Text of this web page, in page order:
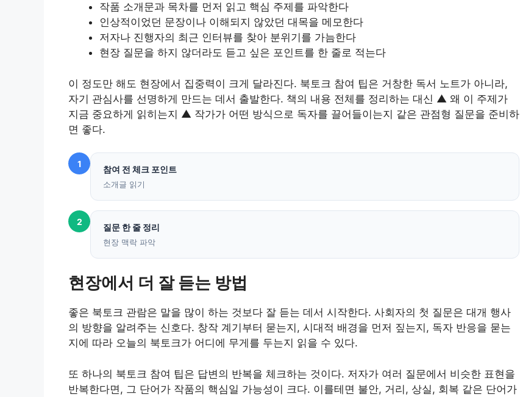
작품 소개문과 목차를 먼저 읽고 핵심 주제를 파악한다
인상적이었던 문장이나 이해되지 않았던 대목을 메모한다
저자나 진행자의 최근 인터뷰를 찾아 분위기를 가늠한다
현장 질문을 하지 않더라도 듣고 싶은 포인트를 한 줄로 적는다
이 정도만 해도 현장에서 집중력이 크게 달라진다. 북토크 참여 팁은 거창한 독서 노트가 아니라,
자기 관심사를 선명하게 만드는 데서 출발한다. 책의 내용 전체를 정리하는 대신 ▲ 왜 이 주제가
지금 중요하게 읽히는지 ▲ 작가가 어떤 방식으로 독자를 끌어들이는지 같은 관점형 질문을 준비하
면 좋다.
1
참여 전 체크 포인트
소개글 읽기
2
질문 한 줄 정리
현장 맥락 파악
현장에서 더 잘 듣는 방법
좋은 북토크 관람은 말을 많이 하는 것보다 잘 듣는 데서 시작한다. 사회자의 첫 질문은 대개 행사
의 방향을 알려주는 신호다. 창작 계기부터 묻는지, 시대적 배경을 먼저 짚는지, 독자 반응을 묻는
지에 따라 오늘의 북토크가 어디에 무게를 두는지 읽을 수 있다.
또 하나의 북토크 참여 팁은 답변의 반복을 체크하는 것이다. 저자가 여러 질문에서 비슷한 표현을
반복한다면, 그 단어가 작품의 핵심일 가능성이 크다. 이를테면 불안, 거리, 상실, 회복 같은 단어가